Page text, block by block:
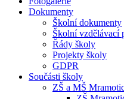
Dokumenty
Školní dokumenty
Školní vzdělávací
Řády školy
Projekty školy
GDPR
Součásti školy
ZŠ a MŠ